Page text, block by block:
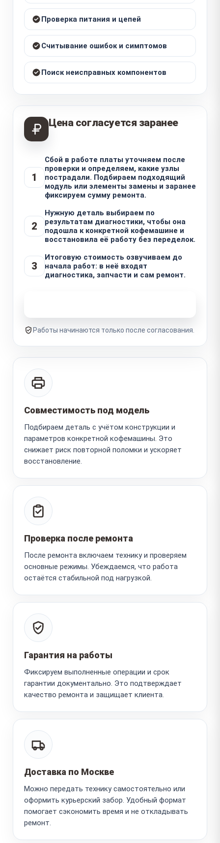
Проверка питания и цепей
Считывание ошибок и симптомов
Поиск неисправных компонентов
Цена согласуется заранее
1
Сбой в работе платы уточняем после
проверки и определяем, какие узлы
пострадали. Подбираем подходящий
модуль или элементы замены и заранее
фиксируем сумму ремонта.
2
Нужную деталь выбираем по
результатам диагностики, чтобы она
подошла к конкретной кофемашине и
восстановила её работу без переделок.
3
Итоговую стоимость озвучиваем до
начала работ: в неё входят
диагностика, запчасти и сам ремонт.
Работы начинаются только после согласования.
Совместимость под модель
Подбираем деталь с учётом конструкции и
параметров конкретной кофемашины. Это
снижает риск повторной поломки и ускоряет
восстановление.
Проверка после ремонта
После ремонта включаем технику и проверяем
основные режимы. Убеждаемся, что работа
остаётся стабильной под нагрузкой.
Гарантия на работы
Фиксируем выполненные операции и срок
гарантии документально. Это подтверждает
качество ремонта и защищает клиента.
Доставка по Москве
Можно передать технику самостоятельно или
оформить курьерский забор. Удобный формат
помогает сэкономить время и не откладывать
ремонт.